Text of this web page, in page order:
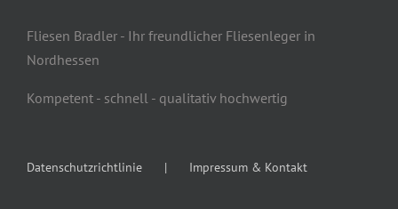
Fliesen Bradler - Ihr freundlicher Fliesenleger in
Nordhessen
Kompetent - schnell - qualitativ hochwertig
Datenschutzrichtlinie Impressum & Kontakt